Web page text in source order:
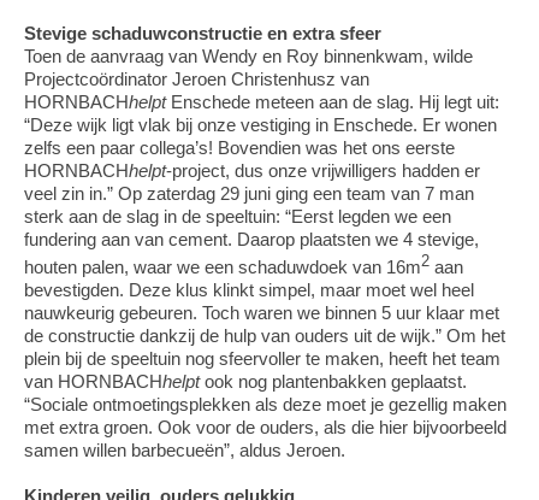
Stevige schaduwconstructie en extra sfeer
Toen de aanvraag van Wendy en Roy binnenkwam, wilde
Projectcoördinator Jeroen Christenhusz van
HORNBACHhelpt Enschede meteen aan de slag. Hij legt uit:
“Deze wijk ligt vlak bij onze vestiging in Enschede. Er wonen
zelfs een paar collega’s! Bovendien was het ons eerste
HORNBACHhelpt-project, dus onze vrijwilligers hadden er
veel zin in.” Op zaterdag 29 juni ging een team van 7 man
sterk aan de slag in de speeltuin: “Eerst legden we een
fundering aan van cement. Daarop plaatsten we 4 stevige,
houten palen, waar we een schaduwdoek van 16m2 aan
bevestigden. Deze klus klinkt simpel, maar moet wel heel
nauwkeurig gebeuren. Toch waren we binnen 5 uur klaar met
de constructie dankzij de hulp van ouders uit de wijk.” Om het
plein bij de speeltuin nog sfeervoller te maken, heeft het team
van HORNBACHhelptook nog plantenbakken geplaatst.
“Sociale ontmoetingsplekken als deze moet je gezellig maken
met extra groen. Ook voor de ouders, als die hier bijvoorbeeld
samen willen barbecueën”, aldus Jeroen.